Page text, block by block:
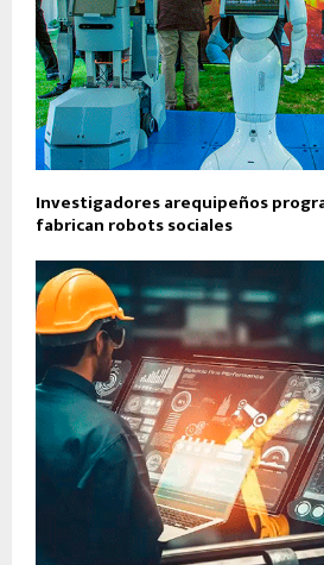
Investigadores arequipeños
fabrican robots sociales